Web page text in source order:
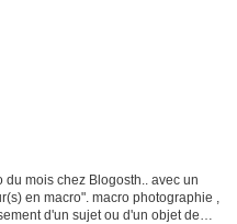
mois chez Blogosth.. avec un
en macro". macro photographie ,
d'un sujet ou d'un objet de